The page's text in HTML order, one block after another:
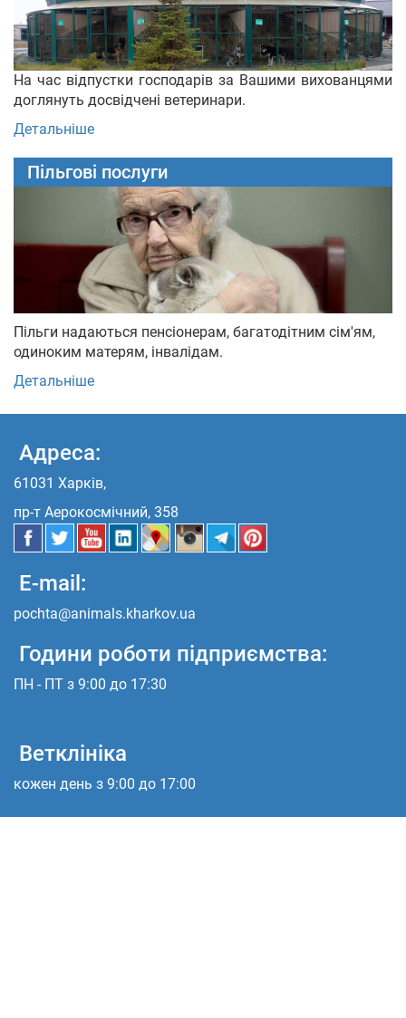
На час відпустки господарів за Вашими вихованцями
доглянуть досвідчені ветеринари.
Детальніше
Пільгові послуги
Пільги надаються пенсіонерам, багатодітним сім'ям,
одиноким матерям, інвалідам.
Детальніше
Адреса:
61031 Харків,
пр-т Аерокосмічний, 358
E-mail:
pochta@animals.kharkov.ua
Години роботи підприємства:
ПН - ПТ з 9:00 до 17:30
Ветклініка
кожен день з 9:00 до 17:00